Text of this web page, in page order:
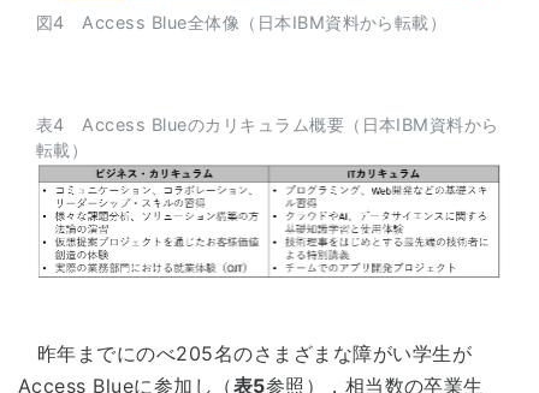
図4 Access Blue全体像（日本IBM資料から転載）
表4 Access Blueのカリキュラム概要（日本IBM資料から
転載）
昨年までにのべ205名のさまざまな障がい学生が
Access Blueに参加し（表5参照），相当数の卒業生